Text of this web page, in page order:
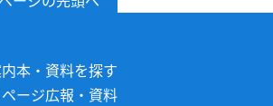
本・資料を探す
ージ広報・資料